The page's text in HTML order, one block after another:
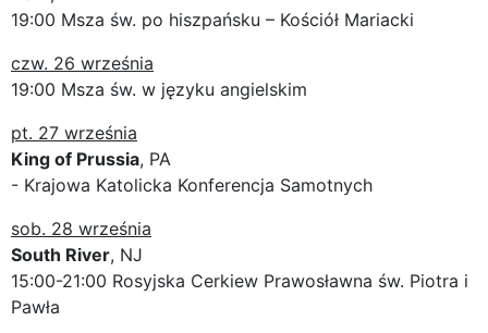
19:00 Msza św. po hiszpańsku – Kościół Mariacki
czw. 26 września
19:00 Msza św. w języku angielskim
pt. 27 września
King of Prussia, PA
- Krajowa Katolicka Konferencja Samotnych
sob. 28 września
South River, NJ
15:00-21:00 Rosyjska Cerkiew Prawosławna św. Piotra i
Pawła